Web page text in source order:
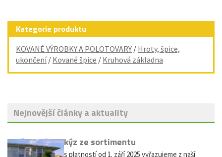
Kategorie produktu
KOVANÉ VÝROBKY A POLOTOVARY / Hroty, špice,
ukončení/ Kované špice / Kruhová základna
Nejnovější články a aktuality
Vyřazení markýz ze sortimentu
Vážení zákazníci, s platností od 1. září 2025 vyřazujeme z naší